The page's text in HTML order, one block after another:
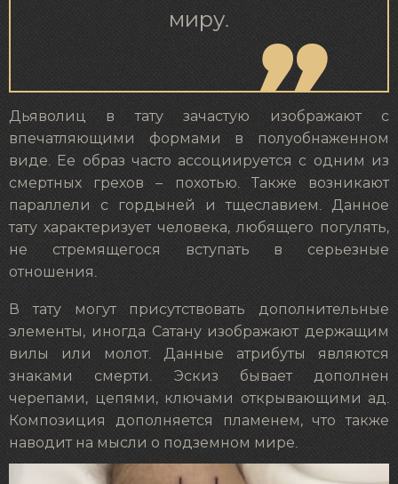
миру.
Дьяволиц в тату зачастую изображают с
впечатляющими формами в полуобнаженном
виде. Ее образ часто ассоциируется с одним из
смертных грехов – похотью. Также возникают
параллели с гордыней и тщеславием. Данное
тату характеризует человека, любящего погулять,
не стремящегося вступать в серьезные
отношения.
В тату могут присутствовать дополнительные
элементы, иногда Сатану изображают держащим
вилы или молот. Данные атрибуты являются
знаками смерти. Эскиз бывает дополнен
черепами, цепями, ключами открывающими ад.
Композиция дополняется пламенем, что также
наводит на мысли о подземном мире.